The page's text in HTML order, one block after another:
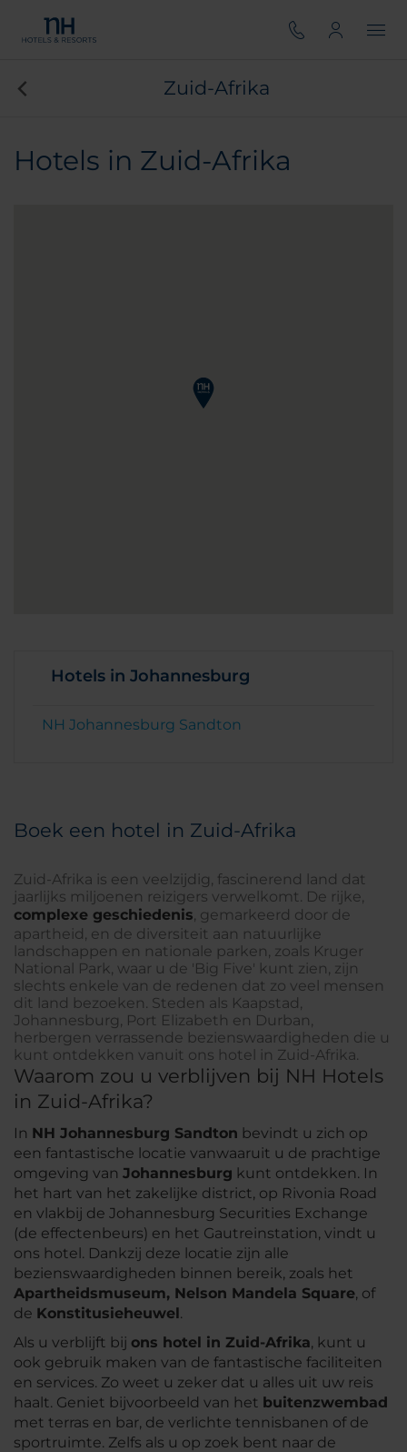
Zuid-Afrika
Hotels in Zuid-Afrika
Hotels in Johannesburg
NH Johannesburg Sandton
Boek een hotel in Zuid-Afrika
Zuid-Afrika is een veelzijdig, fascinerend land dat
jaarlijks miljoenen reizigers verwelkomt. De rijke,
complexe geschiedenis, gemarkeerd door de
apartheid, en de diversiteit aan natuurlijke
landschappen en nationale parken, zoals Kruger
National Park, waar u de 'Big Five' kunt zien, zijn
slechts enkele van de redenen dat zo veel mensen
dit land bezoeken. Steden als Kaapstad,
Johannesburg, Port Elizabeth en Durban,
herbergen verrassende bezienswaardigheden die u
kunt ontdekken vanuit ons hotel in Zuid-Afrika.
Waarom zou u verblijven bij NH Hotels
in Zuid-Afrika?
In NH Johannesburg Sandton bevindt u zich op
een fantastische locatie vanwaaruit u de prachtige
omgeving van Johannesburg kunt ontdekken. In
het hart van het zakelijke district, op Rivonia Road
en vlakbij de Johannesburg Securities Exchange
(de effectenbeurs) en het Gautreinstation, vindt u
ons hotel. Dankzij deze locatie zijn alle
bezienswaardigheden binnen bereik, zoals het
Apartheidsmuseum, Nelson Mandela Square, of
de Konstitusieheuwel.
Als u verblijft bij ons hotel in Zuid-Afrika, kunt u
ook gebruik maken van de fantastische faciliteiten
en services. Zo weet u zeker dat u alles uit uw reis
haalt. Geniet bijvoorbeeld van het buitenzwembad
met terras en bar, de verlichte tennisbanen of de
sportruimte. Zelfs als u op zoek bent naar de